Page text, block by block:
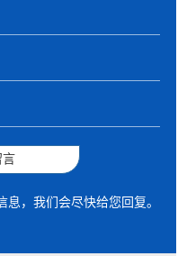
言
，我们会尽快给您回复。